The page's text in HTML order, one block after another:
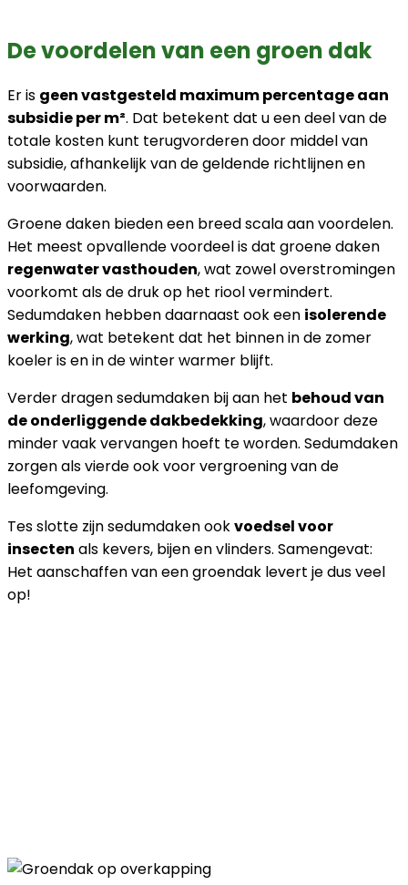
De voordelen van een groen dak
Er is geen vastgesteld maximum percentage aan
subsidie per m². Dat betekent dat u een deel van de
totale kosten kunt terugvorderen door middel van
subsidie, afhankelijk van de geldende richtlijnen en
voorwaarden.
Groene daken bieden een breed scala aan voordelen.
Het meest opvallende voordeel is dat groene daken
regenwater vasthouden, wat zowel overstromingen
voorkomt als de druk op het riool vermindert.
Sedumdaken hebben daarnaast ook een isolerende
werking, wat betekent dat het binnen in de zomer
koeler is en in de winter warmer blijft.
Verder dragen sedumdaken bij aan het behoud van
de onderliggende dakbedekking, waardoor deze
minder vaak vervangen hoeft te worden. Sedumdaken
zorgen als vierde ook voor vergroening van de
leefomgeving.
Tes slotte zijn sedumdaken ookvoedsel voor
insecten als kevers, bijen en vlinders. Samengevat:
Het aanschaffen van een groendak levert je dus veel
op!